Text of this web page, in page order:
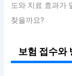
도와 치료 효과가
찾을까요?
보험 접수와